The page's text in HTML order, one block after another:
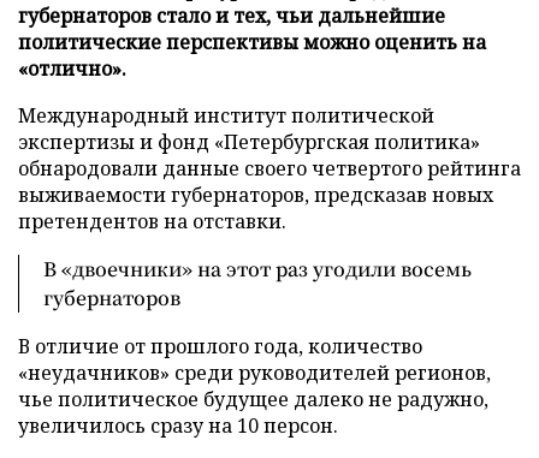
губернаторов стало и тех, чьи дальнейшие
политические перспективы можно оценить на
«отлично».
Международный институт политической
экспертизы и фонд «Петербургская политика»
обнародовали данные своего четвертого рейтинга
выживаемости губернаторов, предсказав новых
претендентов на отставки.
В «двоечники» на этот раз угодили восемь
губернаторов
В отличие от прошлого года, количество
«неудачников» среди руководителей регионов,
чье политическое будущее далеко не радужно,
увеличилось сразу на 10 персон.